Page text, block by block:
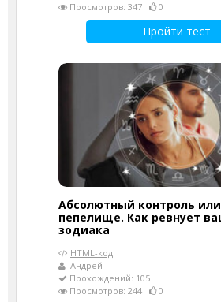
Просмотров: 347
0
Пройти тест
Абсолютный контроль
пепелище. Как ревнует
зодиака
HTML-код
Андрей
Прохождений: 105
Просмотров: 244
0